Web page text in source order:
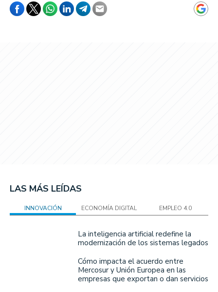
LAS MÁS LEÍDAS
INNOVACIÓN ECONOMÍA DIGITAL EMPLEO 4.0
La inteligencia artificial redefine la
modernización de los sistemas legados
Cómo impacta el acuerdo entre
Mercosur y Unión Europea en las
empresas que exportan o dan servicios